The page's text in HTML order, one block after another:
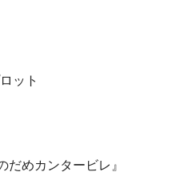
ット
だめカンタービレ』